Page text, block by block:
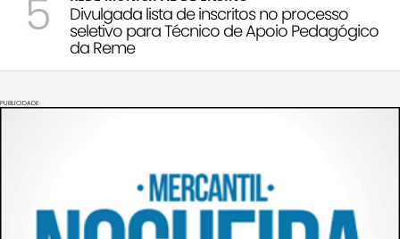
5 Divulgada lista de inscritos no processo
seletivo para Técnico de Apoio Pedagógico
da Reme
PUBLICIDADE